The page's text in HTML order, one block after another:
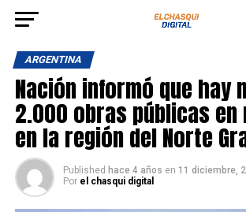
ARGENTINA
Nación informó que hay
2.000 obras públicas en
en la región del Norte
Published hace 4 años en 11 diciembre,
Por el chasqui digital